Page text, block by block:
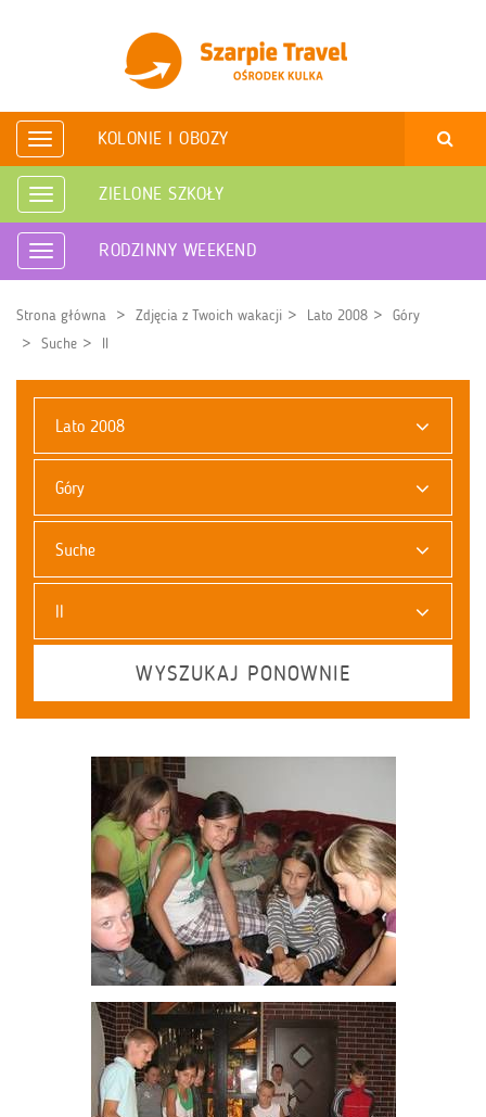
Rozwiń
nawigację
KOLONIE I OBOZY
Rozwiń
nawigację
ZIELONE SZKOŁY
Rozwiń
nawigację
RODZINNY WEEKEND
Strona główna Zdjęcia z Twoich wakacji Lato 2008
Góry
Suche
II
Lato 2008
Góry
Suche
II
WYSZUKAJ PONOWNIE